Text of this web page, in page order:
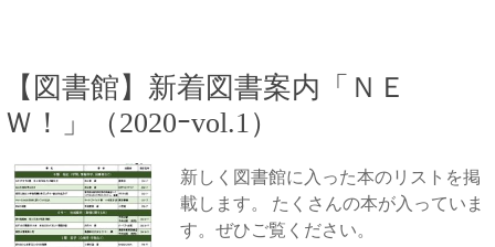
【図書館】新着図書案内「ＮＥ
Ｗ！」（2020ｰvol.1）
新しく図書館に入った本のリストを掲
載します。 たくさんの本が入っていま
す。ぜひご覧ください。